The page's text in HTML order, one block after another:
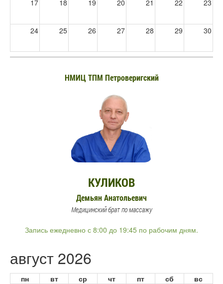
17 18 19 20 21 22 23
24 25 26 27 28 29 30
31 1 2 3 4 5 6
НМИЦ ТПМ Петроверигский
КУЛИКОВ
Демьян Анатольевич
Медицинский брат по массажу
Запись ежедневно с 8:00 до 19:45 по рабочим дням.
август 2026
пн вт ср чт пт сб
вс